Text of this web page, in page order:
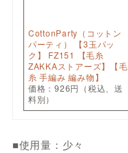
CottonParty（コットン
パーティ） 【3玉パッ
ク】 FZ151 【毛糸
ZAKKAストアーズ】【毛
糸 手編み 編み物】
価格：926円（税込、送
料別）
■使用量：少々